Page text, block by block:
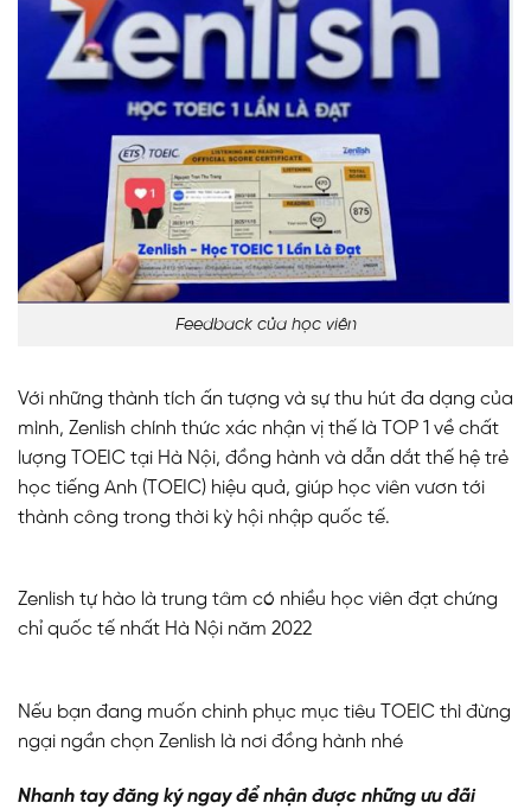
Feedback của học viên
Với những thành tích ấn tượng và sự thu hút đa dạng của
mình, Zenlish chính thức xác nhận vị thế là TOP 1 về chất
lượng TOEIC tại Hà Nội, đồng hành và dẫn dắt thế hệ trẻ
học tiếng Anh (TOEIC) hiệu quả, giúp học viên vươn tới
thành công trong thời kỳ hội nhập quốc tế.
Zenlish tự hào là trung tâm có nhiều học viên đạt chứng
chỉ quốc tế nhất Hà Nội năm 2022
Nếu bạn đang muốn chinh phục mục tiêu TOEIC thì đừng
ngại ngần chọn Zenlish là nơi đồng hành nhé
Nhanh tay đăng ký ngay để nhận được những ưu đãi